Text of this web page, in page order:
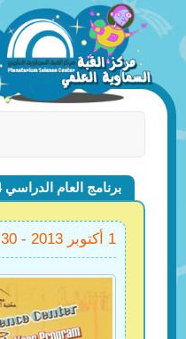
برنامج العام الدراسي 2013/2014
1 أكتوبر 2013 - 30 أبريل 2014